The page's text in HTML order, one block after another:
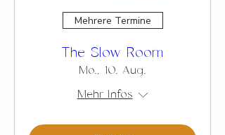
Mehrere Termine
The Slow Room
Mo., 10. Aug.
Mehr Infos